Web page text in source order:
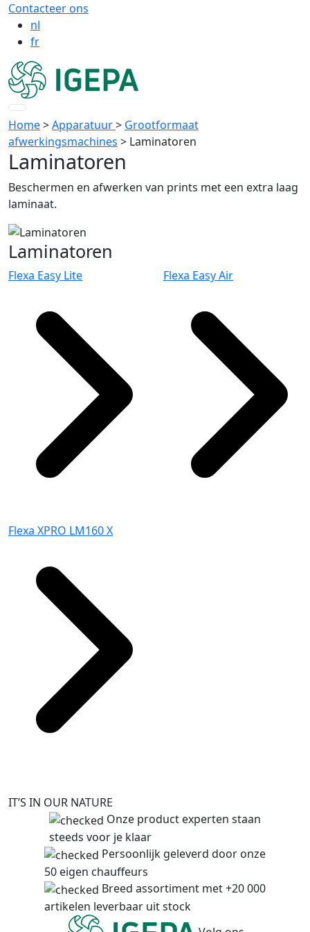
Contacteer ons
nl
fr
Home>Apparatuur> Grootformaat
afwerkingsmachines > Laminatoren
Laminatoren
Beschermen en afwerken van prints met een extra laag
laminaat.
Laminatoren
Flexa Easy Lite Flexa Easy Air
Flexa XPRO LM160 X
IT’S IN OUR NATURE
Onze product experten staan
steeds voor je klaar
Persoonlijk geleverd door onze
50 eigen chauffeurs
Breed assortiment met +20 000
artikelen leverbaar uit stock